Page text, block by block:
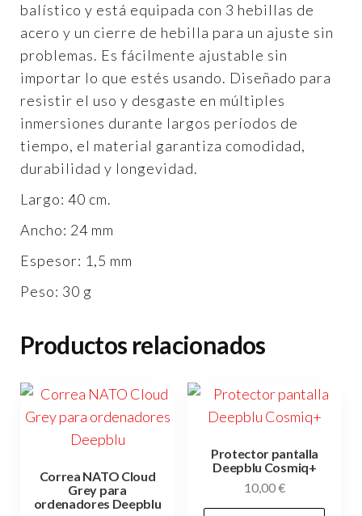
balístico y está equipada con 3 hebillas de
acero y un cierre de hebilla para un ajuste sin
problemas. Es fácilmente ajustable sin
importar lo que estés usando. Diseñado para
resistir el uso y desgaste en múltiples
inmersiones durante largos períodos de
tiempo, el material garantiza comodidad,
durabilidad y longevidad.
Largo: 40 cm.
Ancho: 24 mm
Espesor: 1,5 mm
Peso: 30 g
Productos relacionados
Correa NATO Cloud
Grey para
ordenadores Deepblu
Protector pantalla
Deepblu Cosmiq+
10,00€